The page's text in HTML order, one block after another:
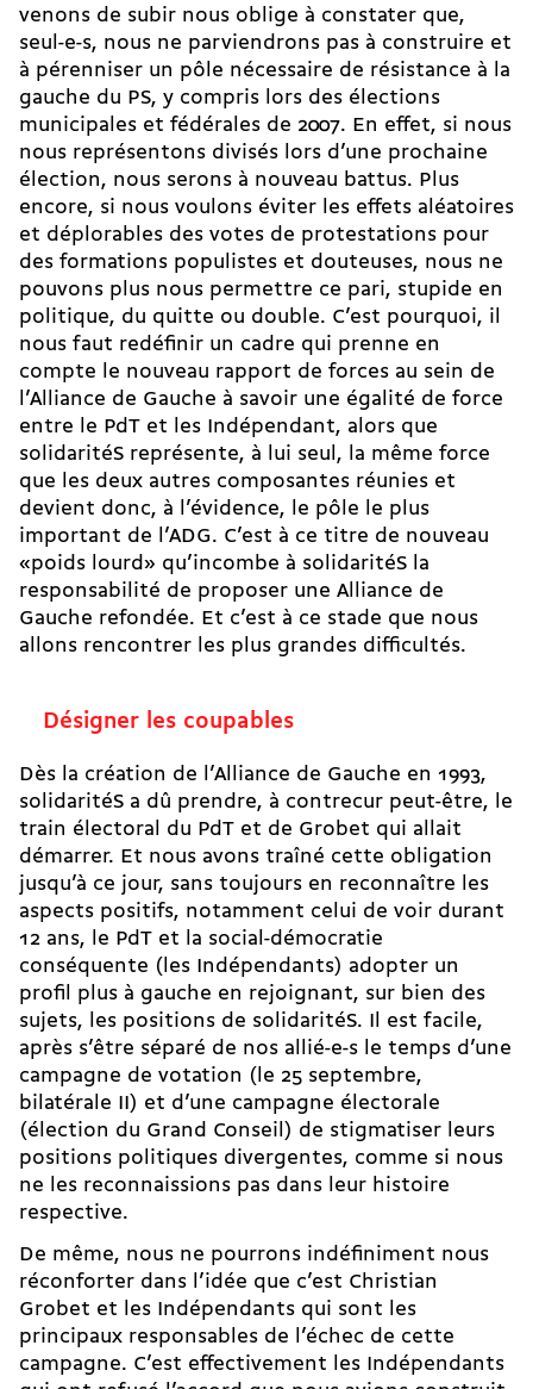
venons de subir nous oblige à constater que,
seul-e-s, nous ne parviendrons pas à construire et
à pérenniser un pôle nécessaire de résistance à la
gauche du PS, y compris lors des élections
municipales et fédérales de 2007. En effet, si nous
nous représentons divisés lors d’une prochaine
élection, nous serons à nouveau battus. Plus
encore, si nous voulons éviter les effets aléatoires
et déplorables des votes de protestations pour
des formations populistes et douteuses, nous ne
pouvons plus nous permettre ce pari, stupide en
politique, du quitte ou double. C’est pourquoi, il
nous faut redéfinir un cadre qui prenne en
compte le nouveau rapport de forces au sein de
l’Alliance de Gauche à savoir une égalité de force
entre le PdT et les Indépendant, alors que
solidaritéS représente, à lui seul, la même force
que les deux autres composantes réunies et
devient donc, à l’évidence, le pôle le plus
important de l’ADG. C’est à ce titre de nouveau
«poids lourd» qu’incombe à solidaritéS la
responsabilité de proposer une Alliance de
Gauche refondée. Et c’est à ce stade que nous
allons rencontrer les plus grandes difficultés.
Désigner les coupables
Dès la création de l’Alliance de Gauche en 1993,
solidaritéS a dû prendre, à contrecur peut-être, le
train électoral du PdT et de Grobet qui allait
démarrer. Et nous avons traîné cette obligation
jusqu’à ce jour, sans toujours en reconnaître les
aspects positifs, notamment celui de voir durant
12 ans, le PdT et la social-démocratie
conséquente (les Indépendants) adopter un
profil plus à gauche en rejoignant, sur bien des
sujets, les positions de solidaritéS. Il est facile,
après s’être séparé de nos allié-e-s le temps d’une
campagne de votation (le 25 septembre,
bilatérale II) et d’une campagne électorale
(élection du Grand Conseil) de stigmatiser leurs
positions politiques divergentes, comme si nous
ne les reconnaissions pas dans leur histoire
respective.
De même, nous ne pourrons indéfiniment nous
réconforter dans l’idée que c’est Christian
Grobet et les Indépendants qui sont les
principaux responsables de l’échec de cette
campagne. C’est effectivement les Indépendants